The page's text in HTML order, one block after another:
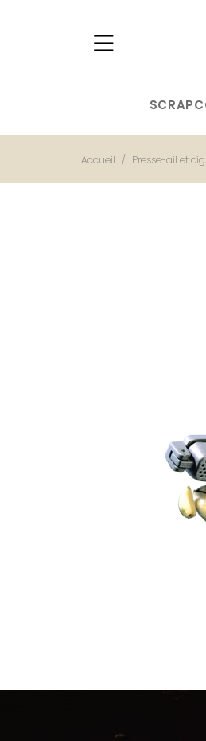
Accueil Presse-ail et